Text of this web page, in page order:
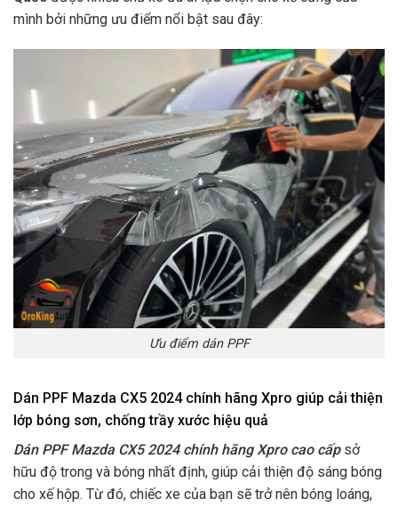
mình bởi những ưu điểm nổi bật sau đây:
Ưu điểm dán PPF
Dán PPF Mazda CX5 2024 chính hãng Xpro giúp cải thiện
lớp bóng sơn, chống trầy xước hiệu quả
Dán PPF Mazda CX5 2024 chính hãng Xpro cao cấpsở
hữu độ trong và bóng nhất định, giúp cải thiện độ sáng bóng
cho xế hộp. Từ đó, chiếc xe của bạn sẽ trở nên bóng loáng,